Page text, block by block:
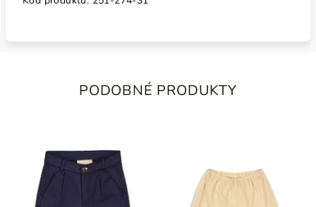
PODOBNÉ PRODUKTY